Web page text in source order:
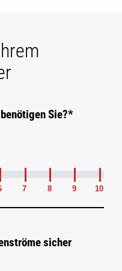
Sie?*
7 8 9 10
sicher